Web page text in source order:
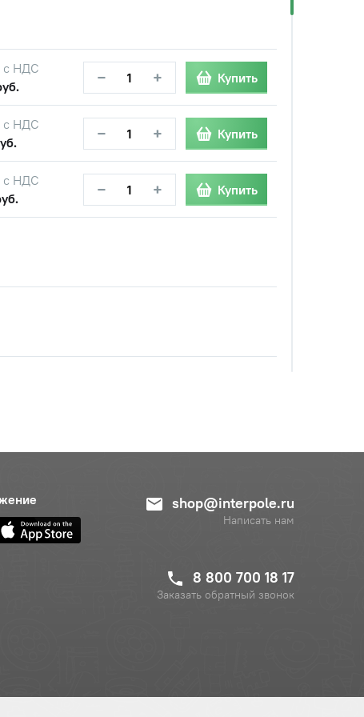
с НДС
− + Купить
с НДС
− + Купить
с НДС
− + Купить
shop@interpole.ru
Написать нам
8 800 700 18 17
Заказать обратный звонок